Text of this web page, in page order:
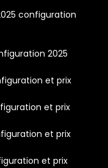
configuration
2025
et prix
et prix
et prix
et prix